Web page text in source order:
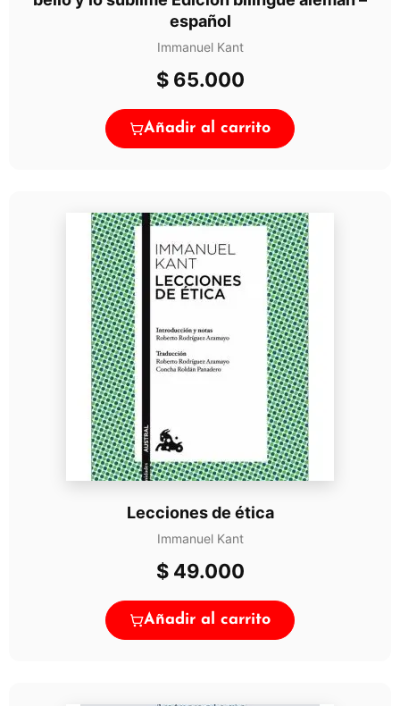
español
Immanuel Kant
$65.000
Añadir al carrito
Lecciones de ética
Immanuel Kant
$49.000
Añadir al carrito